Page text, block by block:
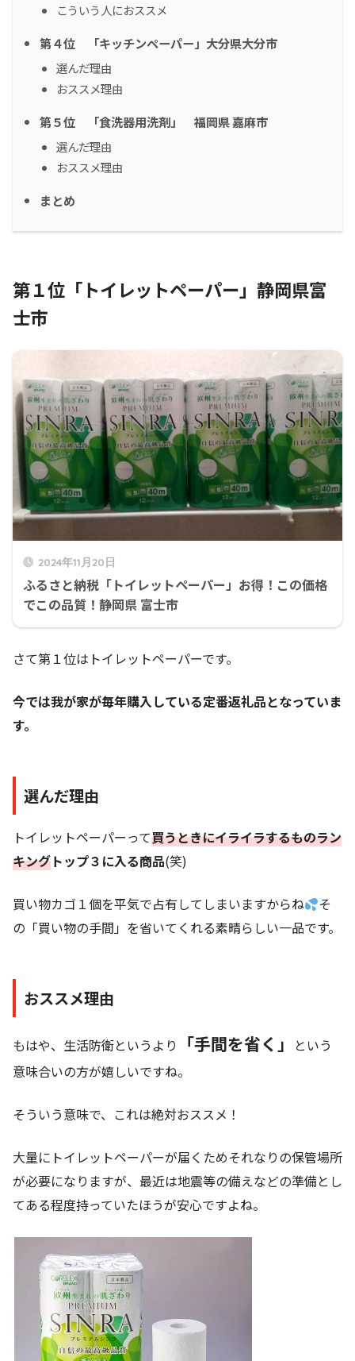
こういう人におススメ
第４位 「キッチンペーパー」大分県大分市
選んだ理由
おススメ理由
第５位 「食洗器用洗剤」 福岡県 嘉麻市
選んだ理由
おススメ理由
まとめ
第１位「トイレットペーパー」静岡県富
士市
2024年11月20日
ふるさと納税「トイレットペーパー」お得！この価格
でこの品質！静岡県 富士市
さて第１位はトイレットペーパーです。
今では我が家が毎年購入している定番返礼品となっていま
す。
選んだ理由
トイレットペーパーって買うときにイライラするものラン
キングトップ３に入る商品(笑)
買い物カゴ１個を平気で占有してしまいますからね
そ
の「買い物の手間」を省いてくれる素晴らしい一品です。
おススメ理由
もはや、生活防衛というより 「手間を省く」
という
意味合いの方が嬉しいですね。
そういう意味で、これは絶対おススメ！
大量にトイレットペーパーが届くためそれなりの保管場所
が必要になりますが、最近は地震等の備えなどの準備とし
てある程度持っていたほうが安心ですよね。